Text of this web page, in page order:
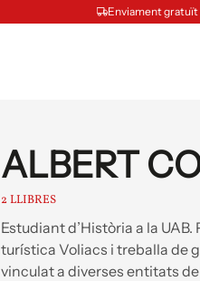
Enviament
ALBERT
2 LLIBRES
Estudiant d’Història a la
turística Voliacs i treballa de
vinculat a diverses entitats